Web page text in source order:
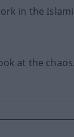
in the
at the chaos.